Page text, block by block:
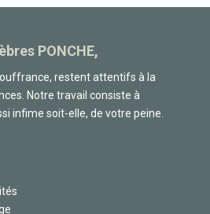
PONCHE,
restent attentifs à la
Notre travail consiste à
infime soit-elle, de votre peine.